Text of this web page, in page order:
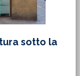
sotto la